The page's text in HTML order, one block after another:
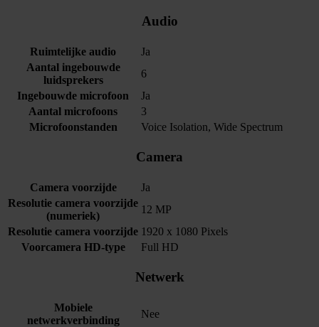
Audio
Ruimtelijke audio
Ja
Aantal ingebouwde
luidsprekers
6
Ingebouwde microfoon
Ja
Aantal microfoons
3
Microfoonstanden
Voice Isolation, Wide Spectrum
Camera
Camera voorzijde
Ja
Resolutie camera voorzijde
(numeriek)
12 MP
Resolutie camera voorzijde 1920 x 1080 Pixels
Voorcamera HD-type
Full HD
Netwerk
Mobiele
netwerkverbinding
Nee